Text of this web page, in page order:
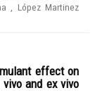
, López Martinez
effect on
and ex vivo